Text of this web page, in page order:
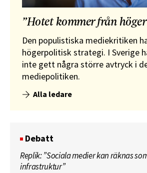
”Hotet kommer från
Den populistiska mediekritiken
högerpolitisk strategi. I Sverige
inte gett några större avtryck i
mediepolitiken.
Alla ledare
Debatt
Replik: ”Sociala medier kan räknas
infrastruktur”